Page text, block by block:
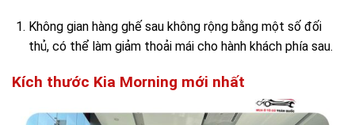
Không gian hàng ghế sau không rộng bằng một số đối
thủ, có thể làm giảm thoải mái cho hành khách phía sau.
Kích thước Kia Morning mới nhất